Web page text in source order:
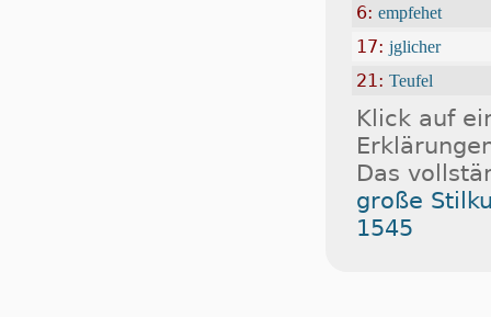
6: empfehet
17: jglicher
21: Teufel
Klick auf
Das
große
1545